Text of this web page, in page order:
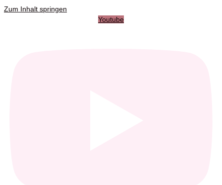
Zum Inhalt springen
Youtube